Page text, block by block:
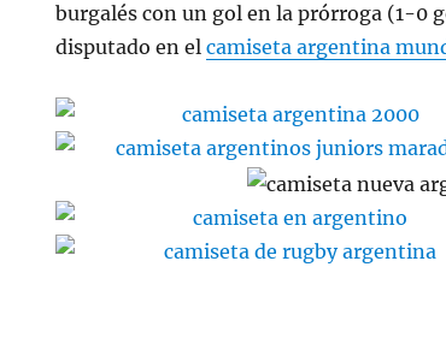
burgalés con un gol en la prórroga (1-0
disputado en elcamiseta argentina